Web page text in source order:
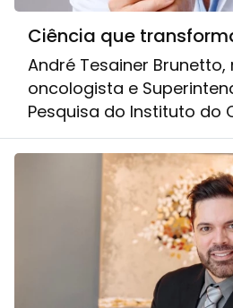
Ciência que
André Tesainer Brunetto,
oncologista e
Pesquisa do Instituto do